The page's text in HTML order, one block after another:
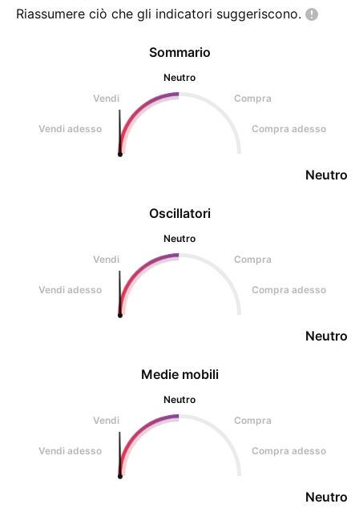
Riassumere ciò che gli indicatori suggeriscono.
Oscillatori
Neutro
Vendi
Compra
Vendi adesso Compra adesso
Neutro
Sommario
Neutro
Vendi
Compra
Vendi adesso Compra adesso
Neutro
Medie mobili
Neutro
Vendi
Compra
Vendi adesso Compra adesso
Neutro